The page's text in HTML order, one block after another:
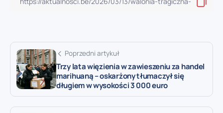
Poprzedni artykuł
Trzy lata więzienia w zawieszeniu za handel
marihuaną – oskarżony tłumaczył się
długiem w wysokości 3 000 euro